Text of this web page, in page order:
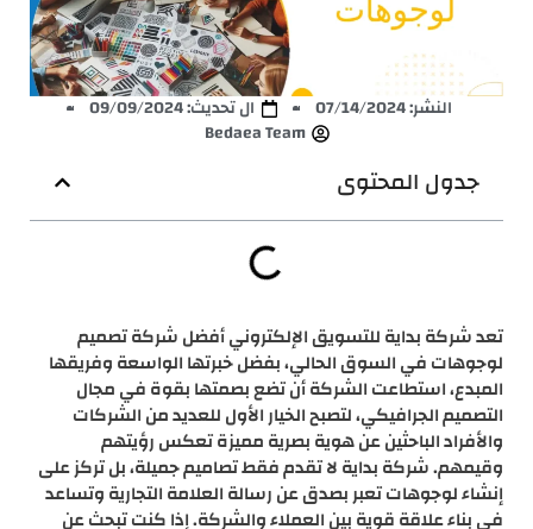
النشر:07/14/2024
ال تحديث: 09/09/2024
Bedaea Team
جدول المحتوى
تعد شركة بداية للتسويق الإلكتروني أفضل شركة تصميم
لوجوهات في السوق الحالي، بفضل خبرتها الواسعة وفريقها
المبدع، استطاعت الشركة أن تضع بصمتها بقوة في مجال
التصميم الجرافيكي، لتصبح الخيار الأول للعديد من الشركات
والأفراد الباحثين عن هوية بصرية مميزة تعكس رؤيتهم
وقيمهم. شركة بداية لا تقدم فقط تصاميم جميلة، بل تركز على
إنشاء لوجوهات تعبر بصدق عن رسالة العلامة التجارية وتساعد
في بناء علاقة قوية بين العملاء والشركة. إذا كنت تبحث عن